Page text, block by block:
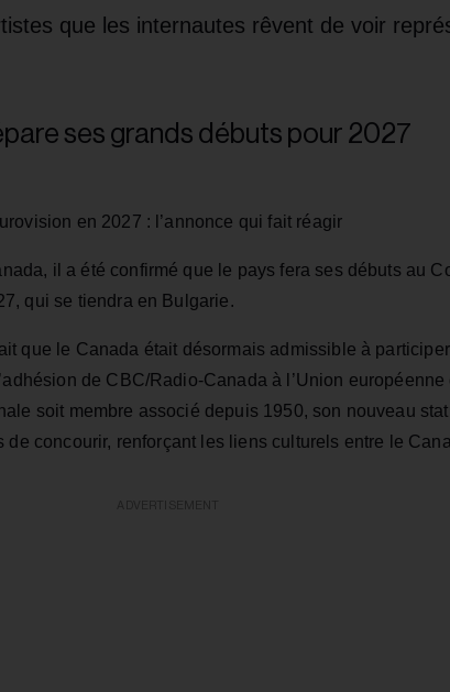
que les internautes rêvent de voir
en 2027 : l’annonce qui fait réagir
il a été confirmé que le pays fera ses débuts au
qui se tiendra en Bulgarie.
que le Canada était désormais admissible à
de CBC/Radio‑Canada à l’Union
soit membre associé depuis 1950, son nouveau
concourir, renforçant les liens culturels entre le